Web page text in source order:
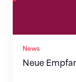
News
Neue